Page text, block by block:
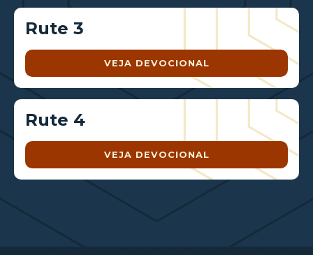
Rute 3
VEJA DEVOCIONAL
Rute 4
VEJA DEVOCIONAL